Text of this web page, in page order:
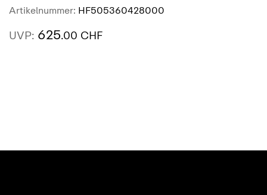
Artikelnummer: HF505360428000
UVP: 625.00 CHF